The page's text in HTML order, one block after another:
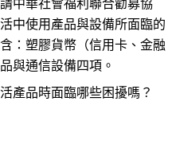
中華社會福利聯合勸募協
中使用產品與設備所面臨的
：塑膠貨幣（信用卡、金融
與通信設備四項。
產品時面臨哪些困擾嗎？